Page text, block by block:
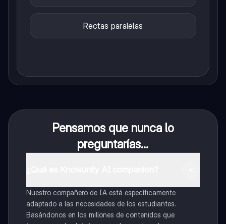
Rectas paralelas
Pensamos que nunca lo
preguntarías...
Nuestro compañero de IA está específicamente
adaptado a las necesidades de los estudiantes.
Basándonos en los millones de contenidos que